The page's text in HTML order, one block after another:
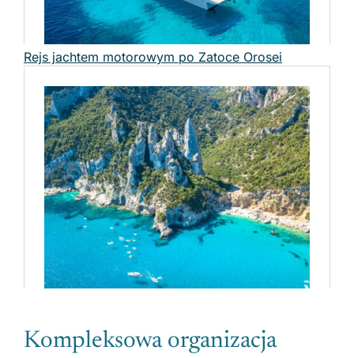
Rejs jachtem motorowym po Zatoce Orosei
Kompleksowa organizacja